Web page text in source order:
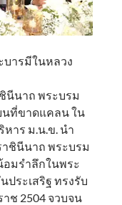
บารมีในหลวง
นีนาถ พระบรม
ที่ขาดแคลน ใน
าร ม.น.ข. นำ
าชินีนาถ พระบรม
มรำลึกในพระ
ระเสริฐ ทรงรับ
ช 2504 จวบจน